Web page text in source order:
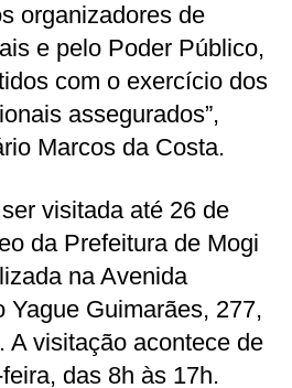
organizadores de
e pelo Poder Público,
com o exercício dos
assegurados”,
Marcos da Costa.
visitada até 26 de
da Prefeitura de Mogi
na Avenida
Yague Guimarães, 277,
A visitação acontece de
das 8h às 17h.